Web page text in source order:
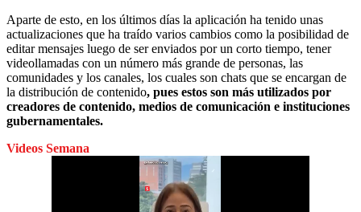
Aparte de esto, en los últimos días la aplicación ha tenido unas
actualizaciones que ha traído varios cambios como la posibilidad de
editar mensajes luego de ser enviados por un corto tiempo, tener
videollamadas con un número más grande de personas, las
comunidades y los canales, los cuales son chats que se encargan de
la distribución de contenido, pues estos son más utilizados por
creadores de contenido, medios de comunicación e instituciones
gubernamentales.
Videos Semana